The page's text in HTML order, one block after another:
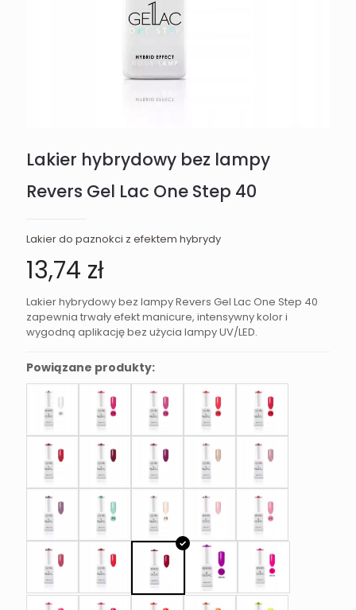
Lakier hybrydowy bez lampy
Revers Gel Lac One Step 40
Lakier do paznokci z efektem hybrydy
13,74 zł
Lakier hybrydowy bez lampy Revers Gel Lac One Step 40
zapewnia trwały efekt manicure, intensywny kolor i
wygodną aplikację bez użycia lampy UV/LED.
Powiązane produkty: